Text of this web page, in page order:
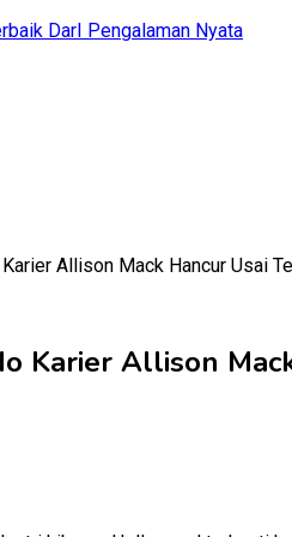
DarI Pengalaman Nyata
Karier Allison